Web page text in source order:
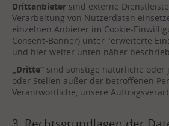
Drittanbieter sind externe
Verarbeitung von Nutzerdaten
einzelnen Anbieter im Cookie-
Consent-Banner) unter "erweiterte
und hier weiter unten näher
„Dritte“ sind sonstige natürliche oder
oder Stellen außer der betroffenen
Verantwortliche, unsere